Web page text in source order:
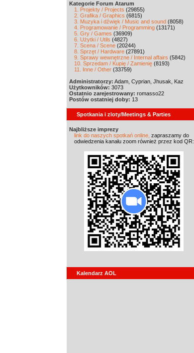
Kategorie Forum Atarum
1. Projekty / Projects (29855)
2. Grafika / Graphics (6815)
3. Muzyka i dźwięk / Music and sound (8058)
4. Programowanie / Programming (13171)
5. Gry / Games (36909)
6. Użytki / Utils (4827)
7. Scena / Scene (20244)
8. Sprzęt / Hardware (27891)
9. Sprawy wewnętrzne / Internal affairs (5842)
10. Sprzedam / Kupię / Zamienię (8193)
11. Inne / Other (33759)
Administratorzy: Adam, Cyprian, Jhusak, Kaz
Użytkowników: 3073
Ostatnio zarejestrowany: romasso22
Postów ostatniej doby: 13
Spotkania i zloty/Meetings & Parties
Najbliższe imprezy
link do naszych spotkań online, zapraszamy do
odwiedzenia kanału zoom również przez kod QR:
Kalendarz AOL